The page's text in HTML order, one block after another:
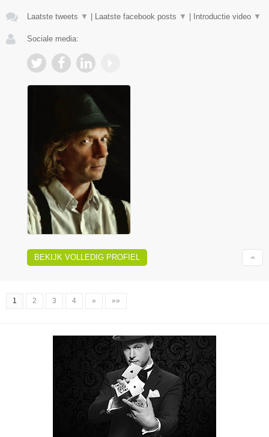
Laatste tweets ▼ Laatste facebook posts ▼ Introductie video ▼
Sociale media:
BEKIJK VOLLEDIG PROFIEL
1 2 3 4 » »»